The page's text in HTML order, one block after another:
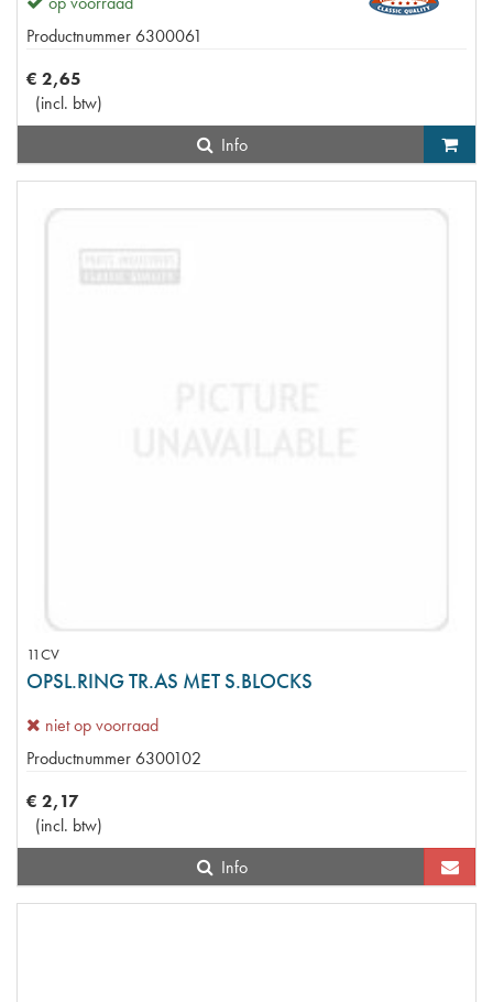
Productnummer 6300061
€ 2,65
(incl. btw)
Info
11CV
OPSL.RING TR.AS MET S.BLOCKS
niet op voorraad
Productnummer 6300102
€ 2,17
(incl. btw)
Info